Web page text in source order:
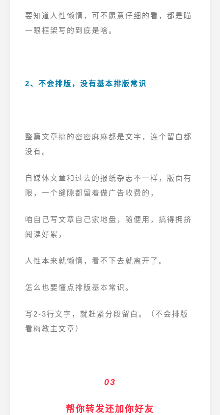
要知道人性懒惰，可不愿意仔细的看，都是瞄
一眼框架写的到底是啥。
2、不会排版，没有基本排版常识
整篇文章搞的密密麻麻都是文字，连个留白都
没有。
自 媒体文章和过去的报纸杂志不一样，版面有
限，一个缝隙都留着做广告收费的，
咱自己写文章自己家地盘，随便用，搞得拥挤
阅读好累，
人性本来就懒惰，看不下去就离开了。
怎么也要懂点排版基本常识。
写2-3行文字，就赶紧分段留白。（不会排版
看梅教主文章）
03
帮你转发还加你好友